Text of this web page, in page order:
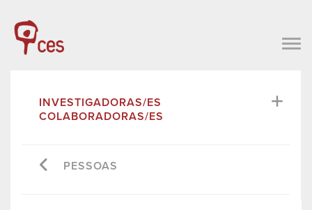
INVESTIGADORAS/ES
COLABORADORAS/ES
PESSOAS